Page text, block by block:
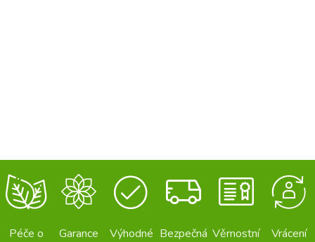
Péče o
Garance
Výhodné Bezpečná Věrnostní
Vrácení